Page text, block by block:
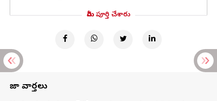
మీరు పూర్తి చేశారు
తాజా వార్తలు